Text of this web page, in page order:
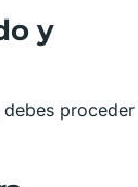
y
proceder